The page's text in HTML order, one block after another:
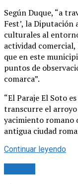
Según Duque, “a
Fest’, la Diputación
culturales al
actividad
que en este
puntos de
comarca”.
“El Paraje El Soto
transcurre el
yacimiento romano
antigua ciudad
Continuar leyendo